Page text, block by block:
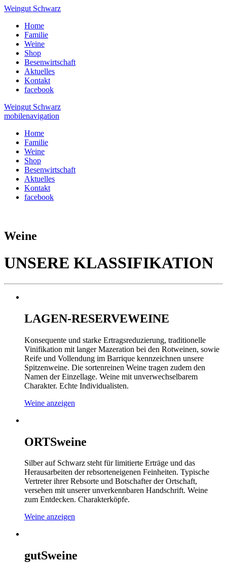
Weingut Schwarz
Home
Familie
Weine
Shop
Besenwirtschaft
Aktuelles
Kontakt
facebook
Weingut Schwarz
mobilenavigation
Home
Familie
Weine
Shop
Besenwirtschaft
Aktuelles
Kontakt
facebook
Weine
UNSERE KLASSIFIKATION
LAGEN-RESERVEWEINE
Konsequente und starke Ertragsreduzierung, traditionelle
Vinifikation mit langer Mazeration bei den Rotweinen, sowie
Reife und Vollendung im Barrique kennzeichnen unsere
Spitzenweine. Die sortenreinen Weine tragen zudem den
Namen der Einzellage. Weine mit unverwechselbarem
Charakter. Echte Individualisten.
Weine anzeigen
ORTSweine
Silber auf Schwarz steht für limitierte Erträge und das
Herausarbeiten der rebsorteneigenen Feinheiten. Typische
Vertreter ihrer Rebsorte und Botschafter der Ortschaft,
versehen mit unserer unverkennbaren Handschrift. Weine
zum Entdecken. Charakterköpfe.
Weine anzeigen
gutSweine